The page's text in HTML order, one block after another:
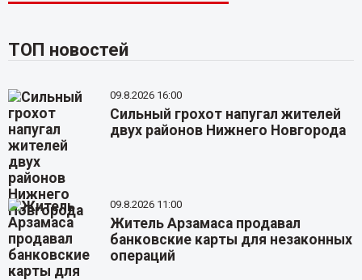
ТОП новостей
09.8.2026 16:00
Сильный грохот напугал жителей
двух районов Нижнего Новгорода
09.8.2026 11:00
Житель Арзамаса продавал
банковские карты для незаконных
операций